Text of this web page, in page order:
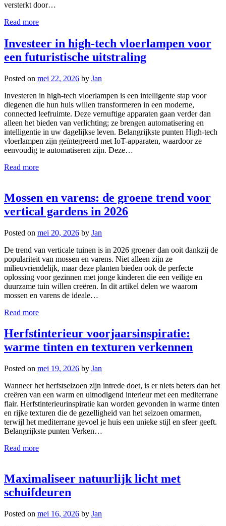
versterkt door…
Read more
Investeer in high-tech vloerlampen voor
een futuristische uitstraling
Posted on mei 22, 2026 by Jan
Investeren in high-tech vloerlampen is een intelligente stap voor
diegenen die hun huis willen transformeren in een moderne,
connected leefruimte. Deze vernuftige apparaten gaan verder dan
alleen het bieden van verlichting; ze brengen automatisering en
intelligentie in uw dagelijkse leven. Belangrijkste punten High-tech
vloerlampen zijn geïntegreerd met IoT-apparaten, waardoor ze
eenvoudig te automatiseren zijn. Deze…
Read more
Mossen en varens: de groene trend voor
vertical gardens in 2026
Posted on mei 20, 2026 by Jan
De trend van verticale tuinen is in 2026 groener dan ooit dankzij de
populariteit van mossen en varens. Niet alleen zijn ze
milieuvriendelijk, maar deze planten bieden ook de perfecte
oplossing voor gezinnen met jonge kinderen die een veilige en
duurzame tuin willen creëren. In dit artikel delen we waarom
mossen en varens de ideale…
Read more
Herfstinterieur voorjaarsinspiratie:
warme tinten en texturen verkennen
Posted on mei 19, 2026 by Jan
Wanneer het herfstseizoen zijn intrede doet, is er niets beters dan het
creëren van een warm en uitnodigend interieur met een mediterrane
flair. Herfstinterieurinspiratie kan worden gevonden in warme tinten
en rijke texturen die de gezelligheid van het seizoen omarmen,
terwijl het mediterrane gevoel je huis een unieke stijl en sfeer geeft.
Belangrijkste punten Verken…
Read more
Maximaliseer natuurlijk licht met
schuifdeuren
Posted on mei 16, 2026 by Jan